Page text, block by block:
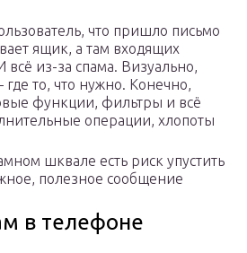
что пришло письмо
ящик, а там входящих
из-за спама. Визуально,
то, что нужно. Конечно,
функции, фильтры и всё
операции, хлопоты
шквале есть риск упустить
полезное сообщение
в телефоне